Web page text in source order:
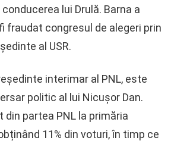
lui Drulă. Barna a
fraudat congresul de alegeri prin
al USR.
interimar al PNL, este
politic al lui Nicușor Dan.
din partea PNL la primăria
11% din voturi, în timp ce